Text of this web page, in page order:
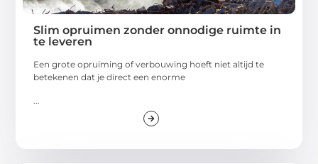
Slim opruimen zonder onnodige ruimte in
te leveren
Een grote opruiming of verbouwing hoeft niet altijd te
betekenen dat je direct een enorme